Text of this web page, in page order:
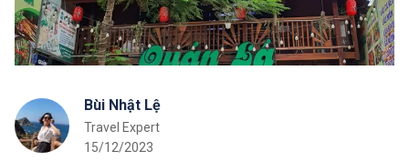
Bùi Nhật Lệ
Travel Expert
15/12/2023